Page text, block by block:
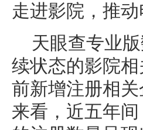
走进影院，推
天眼查专业
续状态的影院
前新增注册相
来看，近五年